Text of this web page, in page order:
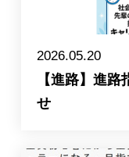
2026.05.20
【進路】進
せ